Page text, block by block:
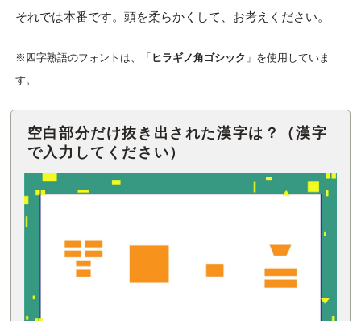
それでは本番です。頭を柔らかくして、お考えください。
※四字熟語のフォントは、「 ヒラギノ角ゴシック 」を使用していま
す。
空白部分だけ抜き出された漢字は？（漢字
で入力してください）